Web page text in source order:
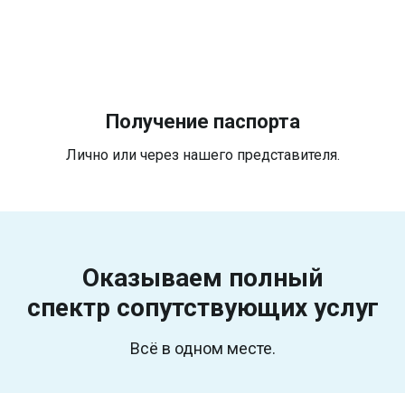
Получение паспорта
Лично или через нашего представителя.
Оказываем полный
спектр сопутствующих услуг
Всё в одном месте.